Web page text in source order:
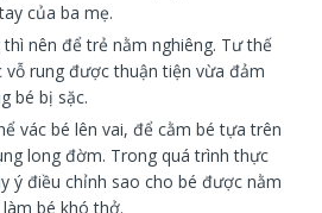
của ba mẹ.
nên để trẻ nằm nghiêng. Tư thế
vỗ rung được thuận tiện vừa đảm
bé bị sặc.
vác bé lên vai, để cằm bé tựa trên
long đờm. Trong quá trình thực
ý điều chỉnh sao cho bé được nằm
bé khó thở.